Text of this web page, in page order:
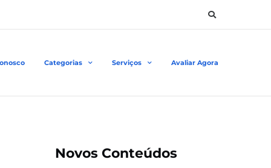
Categorias Serviços Avaliar Agora
Novos Conteúdos